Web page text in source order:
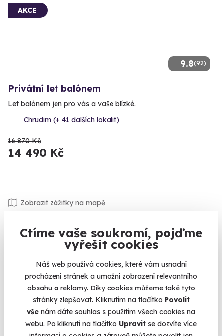
Ctíme vaše soukromí, pojďme
vyřešit cookies
Náš web používá cookies, které vám usnadní
procházení stránek a umožní zobrazení relevantního
obsahu a reklamy. Díky cookies můžeme také tyto
stránky zlepšovat. Kliknutím na tlačítko Povolit
vše nám dáte souhlas s použitím všech cookies na
webu. Po kliknutí na tlačítko Upravit se dozvíte více
9.8(92)
AKCE
Privátní let balónem
Let balónem jen pro vás a vaše blízké.
Chrudim (+ 41 dalších lokalit)
16 870 Kč
14 490 Kč
Zobrazit zážitky na mapě
nedělejte škodu, já už nic nepotřebuju.“ Připomíná vám to
něco? A přesto jste neposlechli, dali jste babičce moderního
kuchyňského robota a teď se rozčilujete, že ho nepoužívá,
protože je zvyklá vařit si už 30 let po svém? Darujte seniorům
radějizážitek. Určitě ocení třebamasáž, výlet, nebo i něco
adrenalinového. Vždyť i v jejich oblíbeném filmu
dědeček s babičkou letěli balónem. :) A když se s výběrem
netrefíte, nezoufejte. Obdarovaný si zážitek může vyměnit za
jiný, přesně podle svého gustaVíce